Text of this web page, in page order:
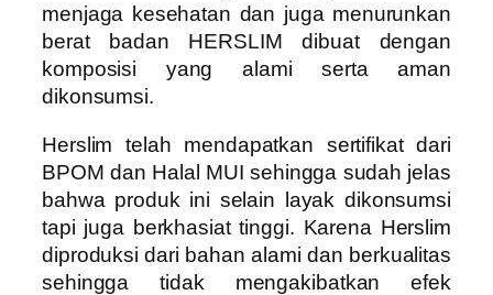
menjaga kesehatan dan juga menurunkan
berat badan HERSLIM dibuat dengan
komposisi yang alami serta aman
dikonsumsi.
Herslim telah mendapatkan sertifikat dari
BPOM dan Halal MUI sehingga sudah jelas
bahwa produk ini selain layak dikonsumsi
tapi juga berkhasiat tinggi. Karena Herslim
diproduksi dari bahan alami dan berkualitas
sehingga tidak mengakibatkan efek